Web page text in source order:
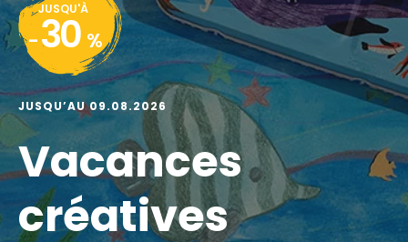
JUSQU'À
- 30 %
JUSQU’AU 09.08.2026
Vacances
créatives